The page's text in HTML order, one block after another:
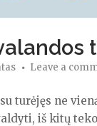
Leave a
turėjęs ne
iš kitų